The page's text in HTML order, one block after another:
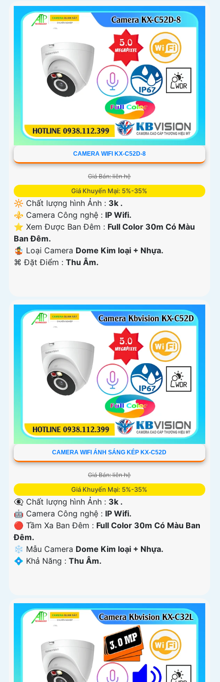
CAMERA WIFI KX-C52D-8
Giá Bán: liên hệ
Giá Khuyến Mại: 5%-35%
🔆 Chất lượng hình Ảnh : 3k .
⚜️ Camera Công nghệ : IP Wifi.
⭐ Xem Được Ban Đêm : Full Color 30m Có Màu
Ban Ðêm.
🤹 Loại Camera Dome Kim loại + Nhựa.
️⌘ Đặt Điểm : Thu Âm.
CAMERA WIFI ÁNH SÁNG KÉP KX-C52D
Giá Bán: liên hệ
Giá Khuyến Mại: 5%-35%
👁️‍🗨 Chất lượng hình Ảnh : 3k .
🤖️ Camera Công nghệ : IP Wifi.
🔴 Tầm Xa Ban Đêm : Full Color 30m Có Màu Ban
Ðêm.
❄ Mẫu Camera Dome Kim loại + Nhựa.
️💠 Khả Năng : Thu Âm.